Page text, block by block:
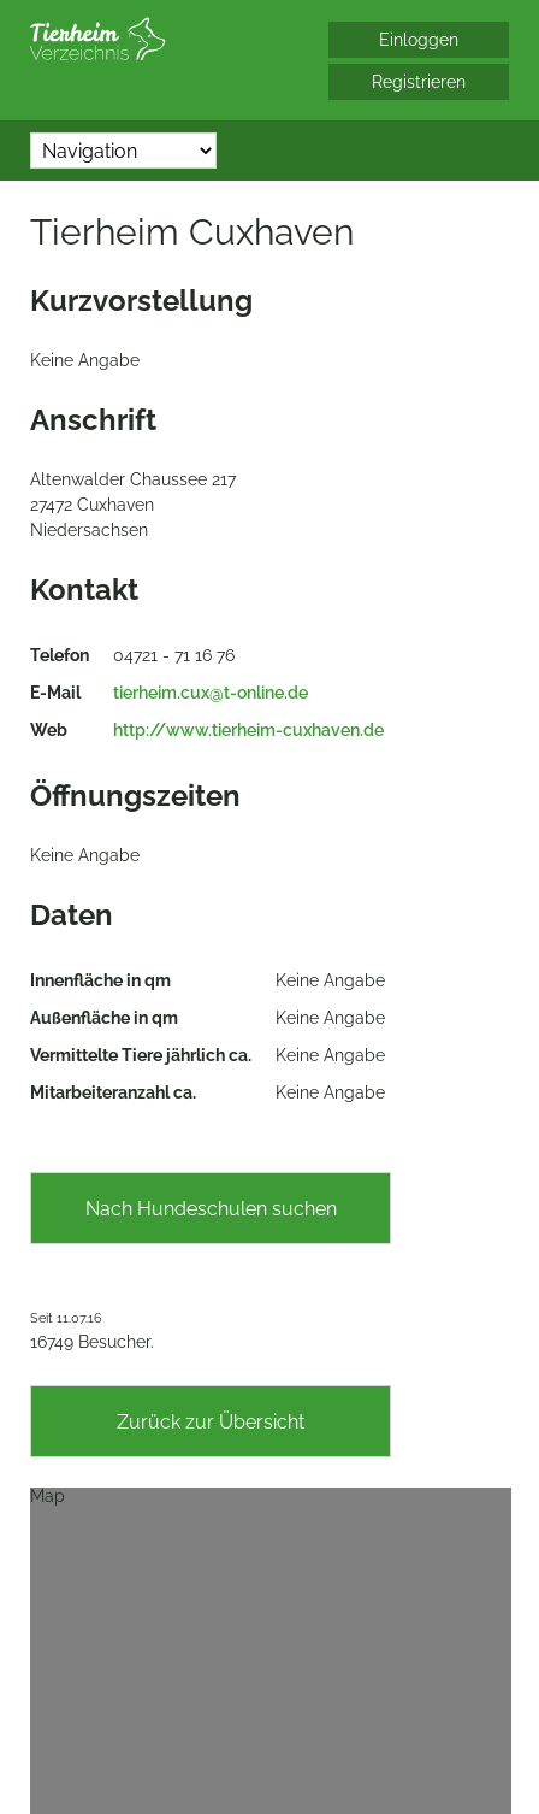
*/?> bool(false)
Tierheim Cuxhaven
Kurzvorstellung
Keine Angabe
Anschrift
Altenwalder Chaussee 217
27472 Cuxhaven
Niedersachsen
Kontakt
Telefon
04721 - 71 16 76
E-Mail
tierheim.cux@t-online.de
Web
http://www.tierheim-cuxhaven.de
Öffnungszeiten
Keine Angabe
Daten
Innenfläche in qm
Keine Angabe
Außenfläche in qm
Keine Angabe
Vermittelte Tiere jährlich ca.
Keine Angabe
Mitarbeiteranzahl ca.
Keine Angabe
Nach Hundeschulen suchen
Seit 11.07.16
16749 Besucher.
Zurück zur Übersicht
Map